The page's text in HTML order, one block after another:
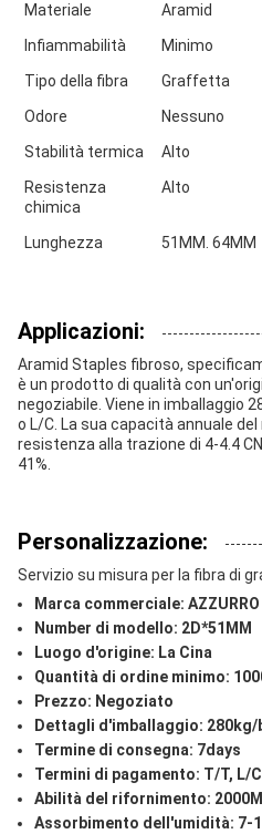
Materiale
Aramid
Infiammabilità
Minimo
Tipo della fibra
Graffetta
Odore
Nessuno
Stabilità termica
Alto
Resistenza
chimica
Alto
Lunghezza 51MM. 64MM
Applicazioni:
Aramid Staples fibroso,
è un prodotto di qualità con
negoziabile. Viene in imballaggio
o L/C. La sua capacità annuale
resistenza alla trazione di 4-4.4
41%.
Personalizzazione:
Servizio su misura per la fibra di
Marca commerciale: AZZURRO
Number di modello: 2D*51MM
Luogo d'origine: La Cina
Quantità di ordine minimo:
Prezzo: Negoziato
Dettagli d'imballaggio: 280kg/
Termine di consegna: 7days
Termini di pagamento: T/T, L/C
Abilità del rifornimento:
Assorbimento dell'umidità: 7-